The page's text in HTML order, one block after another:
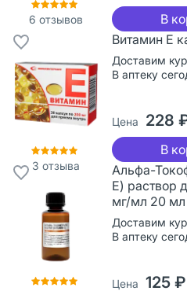
6 отзывов В
3 отзыва
Витамин Е
Доставим
В аптеку
Цена 228
В
Альфа-
Е) раствор
мг/мл 20 мл
Доставим
В аптеку
Цена 125 ₽